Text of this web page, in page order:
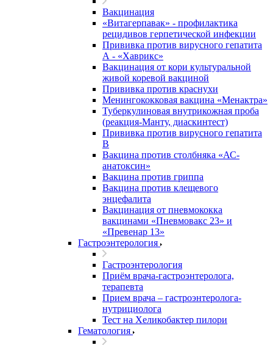
Вакцинация
«Витагерпавак» - профилактика
рецидивов герпетической инфекции
Прививка против вирусного гепатита
А - «Хаврикс»
Вакцинация от кори культуральной
живой коревой вакциной
Прививка против краснухи
Менингококковая вакцина «Менактра»
Туберкулиновая внутрикожная проба
(реакция-Манту, диаскинтест)
Прививка против вирусного гепатита
В
Вакцина против столбняка «АС-
анатоксин»
Вакцина против гриппа
Вакцина против клещевого
энцефалита
Вакцинация от пневмококка
вакцинами «Пневмовакс 23» и
«Превенар 13»
Гастроэнтерология
Гастроэнтерология
Приём врача-гастроэнтеролога,
терапевта
Прием врача – гастроэнтеролога-
нутрициолога
Тест на Хеликобактер пилори
Гематология